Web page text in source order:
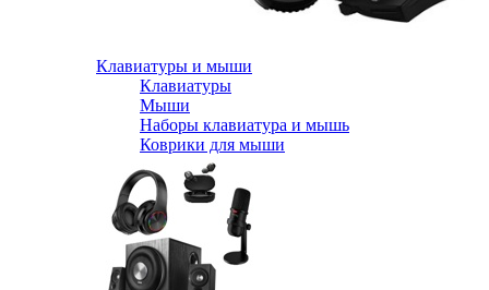
Клавиатуры и мыши
Клавиатуры
Мыши
Наборы клавиатура и мышь
Коврики для мыши